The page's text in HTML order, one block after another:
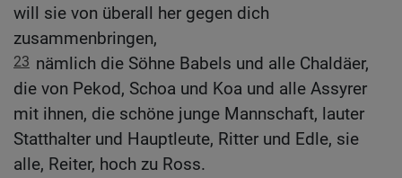
will sie von überall her gegen dich
zusammenbringen,
23 nämlich die Söhne Babels und alle Chaldäer,
die von Pekod, Schoa und Koa und alle Assyrer
mit ihnen, die schöne junge Mannschaft, lauter
Statthalter und Hauptleute, Ritter und Edle, sie
alle, Reiter, hoch zu Ross.